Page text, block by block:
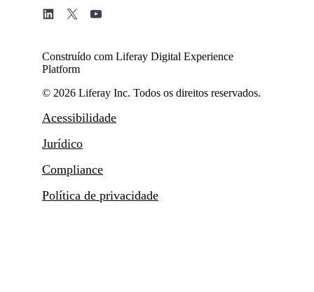
Construído com Liferay Digital Experience
Platform
© 2026 Liferay Inc. Todos os direitos reservados.
Acessibilidade
Jurídico
Compliance
Política de privacidade